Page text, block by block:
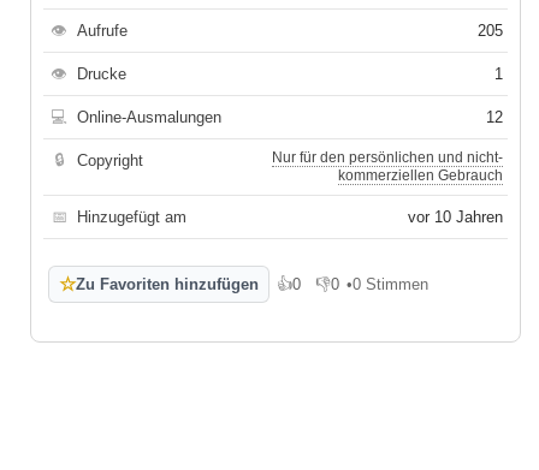
👁 Aufrufe 205
👁 Drucke 1
💻 Online-Ausmalungen 12
🔒 Copyright
Nur für den persönlichen und nicht-
kommerziellen Gebrauch
📅 Hinzugefügt am vor 10 Jahren
☆Zu Favoriten hinzufügen 👍0
Gefällt mir
👎0
Gefällt mir nicht
•0 Stimmen